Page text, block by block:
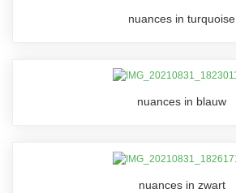
nuances in turquoise
nuances in blauw
nuances in zwart